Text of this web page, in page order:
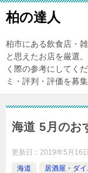
柏の達人
柏市にある飲食店・
と思えたお店を厳選
く際の参考にしてく
ミ・評判・評価を募
海道 5月のお
更新日： 2019年5月16日
海道
居酒屋・ダ